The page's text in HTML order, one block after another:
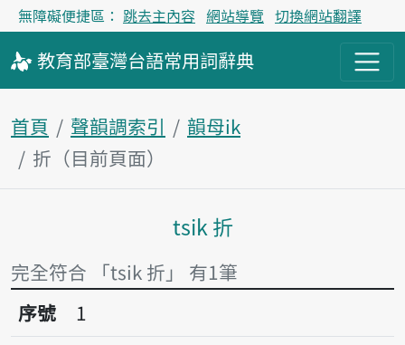
無障礙便捷區： 跳去主內容 網站導覽 切換網站翻譯
教育部臺灣台語常用詞辭典
首頁 聲韻調索引
韻母ik
折（目前頁面）
主內容區塊
tsik 折
完全符合 「tsik 折」 有1筆
序號1折
序號
1